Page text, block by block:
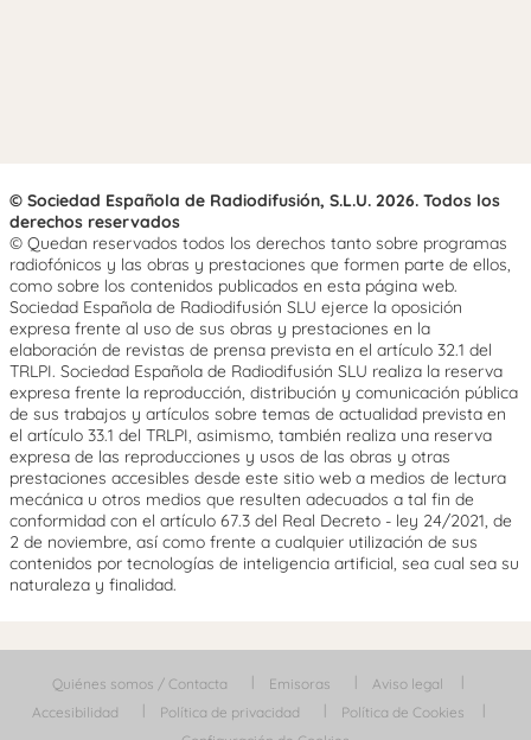
© Sociedad Española de Radiodifusión, S.L.U. 2026. Todos los
derechos reservados
© Quedan reservados todos los derechos tanto sobre programas
radiofónicos y las obras y prestaciones que formen parte de ellos,
como sobre los contenidos publicados en esta página web.
Sociedad Española de Radiodifusión SLU ejerce la oposición
expresa frente al uso de sus obras y prestaciones en la
elaboración de revistas de prensa prevista en el artículo 32.1 del
TRLPI. Sociedad Española de Radiodifusión SLU realiza la reserva
expresa frente la reproducción, distribución y comunicación pública
de sus trabajos y artículos sobre temas de actualidad prevista en
el artículo 33.1 del TRLPI, asimismo, también realiza una reserva
expresa de las reproducciones y usos de las obras y otras
prestaciones accesibles desde este sitio web a medios de lectura
mecánica u otros medios que resulten adecuados a tal fin de
conformidad con el artículo 67.3 del Real Decreto - ley 24/2021, de
2 de noviembre, así como frente a cualquier utilización de sus
contenidos por tecnologías de inteligencia artificial, sea cual sea su
naturaleza y finalidad.
Quiénes somos / Contacta Emisoras
Aviso legal
Accesibilidad
Política de privacidad
Política de Cookies